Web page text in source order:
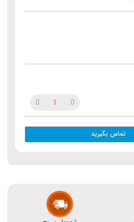
تماس بگیرید